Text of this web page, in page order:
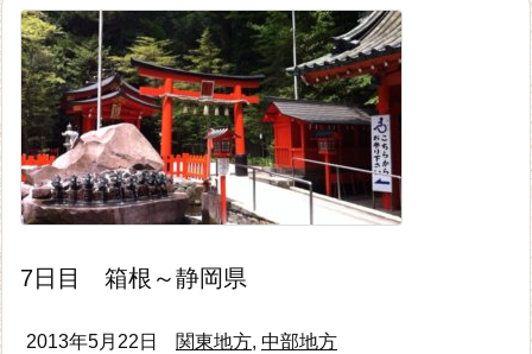
7日目 箱根～静岡県
2013年5月22日 関東地方, 中部地方